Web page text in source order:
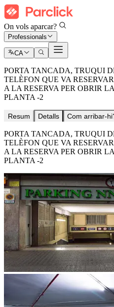
On vols aparcar?
Professionals
CA
PORTA TANCADA, TRUQUI
TELÈFON QUE VA
A LA RESERVA PER OBRIR
PLANTA -2
Resum Detalls Com arribar-
PORTA TANCADA, TRUQUI
TELÈFON QUE VA
A LA RESERVA PER OBRIR
PLANTA -2